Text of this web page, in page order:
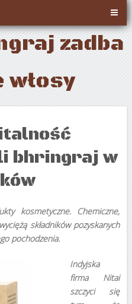
zadba
włosy
bhringraj w
kosmetyczne. Chemiczne,
składników pozyskanych
pochodzenia.
Indyjska
firma Nitai
szczyci się